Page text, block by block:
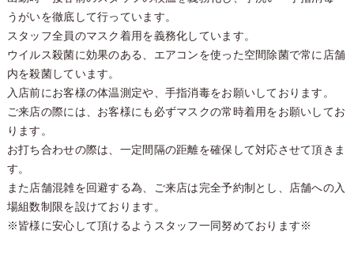
うがいを徹底して行っています。
スタッフ全員のマスク着用を義務化しています。
ウイルス殺菌に効果のある、エアコンを使った空間除菌で常に店舗
内を殺菌しています。
入店前にお客様の体温測定や、手指消毒をお願いしております。
ご来店の際には、お客様にも必ずマスクの常時着用をお願いしてお
ります。
お打ち合わせの際は、一定間隔の距離を確保して対応させて頂きま
す。
また店舗混雑を回避する為、ご来店は完全予約制とし、店舗への入
場組数制限を設けております。
※皆様に安心して頂けるようスタッフ一同努めております※